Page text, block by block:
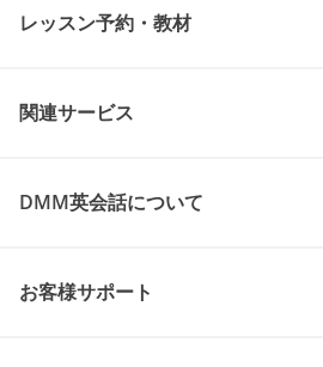
レッスン予約・教材
関連サービス
DMM英会話について
お客様サポート